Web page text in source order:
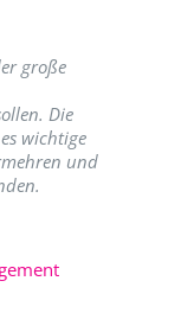
große
Die
wichtige
und